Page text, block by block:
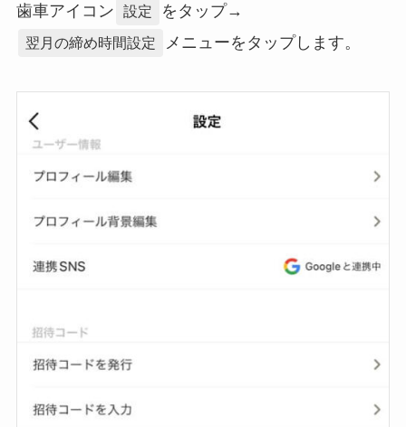
歯車アイコン
設定 をタップ→
翌月の締め時間設定 メニューをタップします。